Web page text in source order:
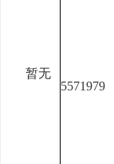
暂无
5571979